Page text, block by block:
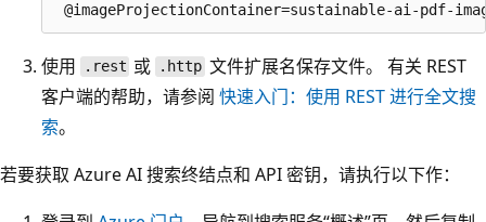
使用 .rest 或 .http文件扩展名保存文件。 有关 REST
客户端的帮助，请参阅 快速入门：使用 REST 进行全文搜
索。
若要获取 Azure AI 搜索终结点和 API 密钥，请执行以下作：